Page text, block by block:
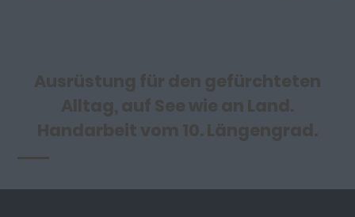
Ausrüstung für den gefürchteten
Alltag, auf See wie an Land.
Handarbeit vom 10. Längengrad.